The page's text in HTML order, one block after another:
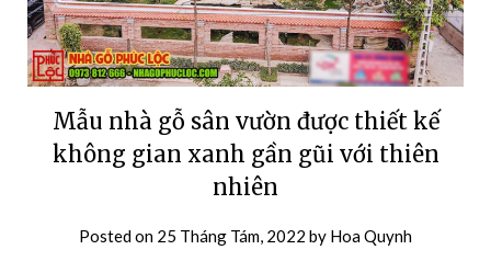
Mẫu nhà gỗ sân vườn được thiết kế
không gian xanh gần gũi với thiên
nhiên
Posted on 25 Tháng Tám, 2022 by Hoa Quynh